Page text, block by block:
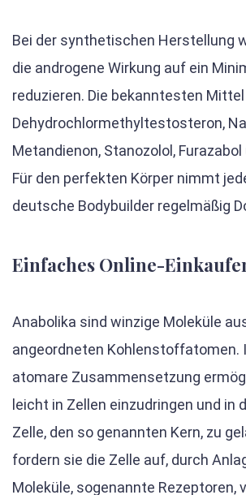
Bei der synthetischen Herstellung
die androgene Wirkung auf ein
reduzieren. Die bekanntesten
Dehydrochlormethyltestosteron,
Metandienon, Stanozolol,
Für den perfekten Körper nimmt
deutsche Bodybuilder regelmäßig
Einfaches Online-
Anabolika sind winzige Moleküle
angeordneten Kohlenstoffatomen.
atomare Zusammensetzung
leicht in Zellen einzudringen und in
Zelle, den so genannten Kern, zu
fordern sie die Zelle auf, durch
Moleküle, sogenannte Rezeptoren,